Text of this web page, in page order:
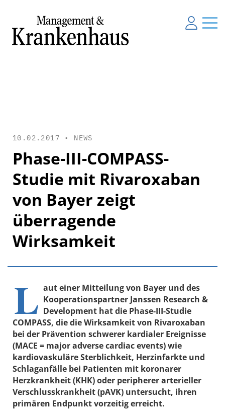
10.02.2017 • NEWS
Phase-III-COMPASS-
Studie mit Rivaroxaban
von Bayer zeigt
überragende
Wirksamkeit
L aut einer Mitteilung von Bayer und des
Kooperationspartner Janssen Research &
Development hat die Phase-III-Studie
COMPASS, die die Wirksamkeit von Rivaroxaban
bei der Prävention schwerer kardialer Ereignisse
(MACE = major adverse cardiac events) wie
kardiovaskuläre Sterblichkeit, Herzinfarkte und
Schlaganfälle bei Patienten mit koronarer
Herzkrankheit (KHK) oder peripherer arterieller
Verschlusskrankheit (pAVK) untersucht, ihren
primären Endpunkt vorzeitig erreicht.